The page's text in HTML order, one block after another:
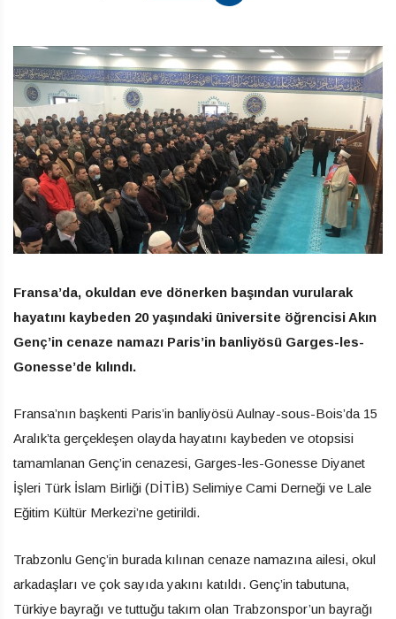
Fransa’da, okuldan eve dönerken başından vurularak
hayatını kaybeden 20 yaşındaki üniversite öğrencisi Akın
Genç’in cenaze namazı Paris’in banliyösü Garges-les-
Gonesse’de kılındı.
Fransa’nın başkenti Paris’in banliyösü Aulnay-sous-Bois’da 15
Aralık’ta gerçekleşen olayda hayatını kaybeden ve otopsisi
tamamlanan Genç’in cenazesi, Garges-les-Gonesse Diyanet
İşleri Türk İslam Birliği (DİTİB) Selimiye Cami Derneği ve Lale
Eğitim Kültür Merkezi’ne getirildi.
Trabzonlu Genç’in burada kılınan cenaze namazına ailesi, okul
arkadaşları ve çok sayıda yakını katıldı. Genç’in tabutuna,
Türkiye bayrağı ve tuttuğu takım olan Trabzonspor’un bayrağı